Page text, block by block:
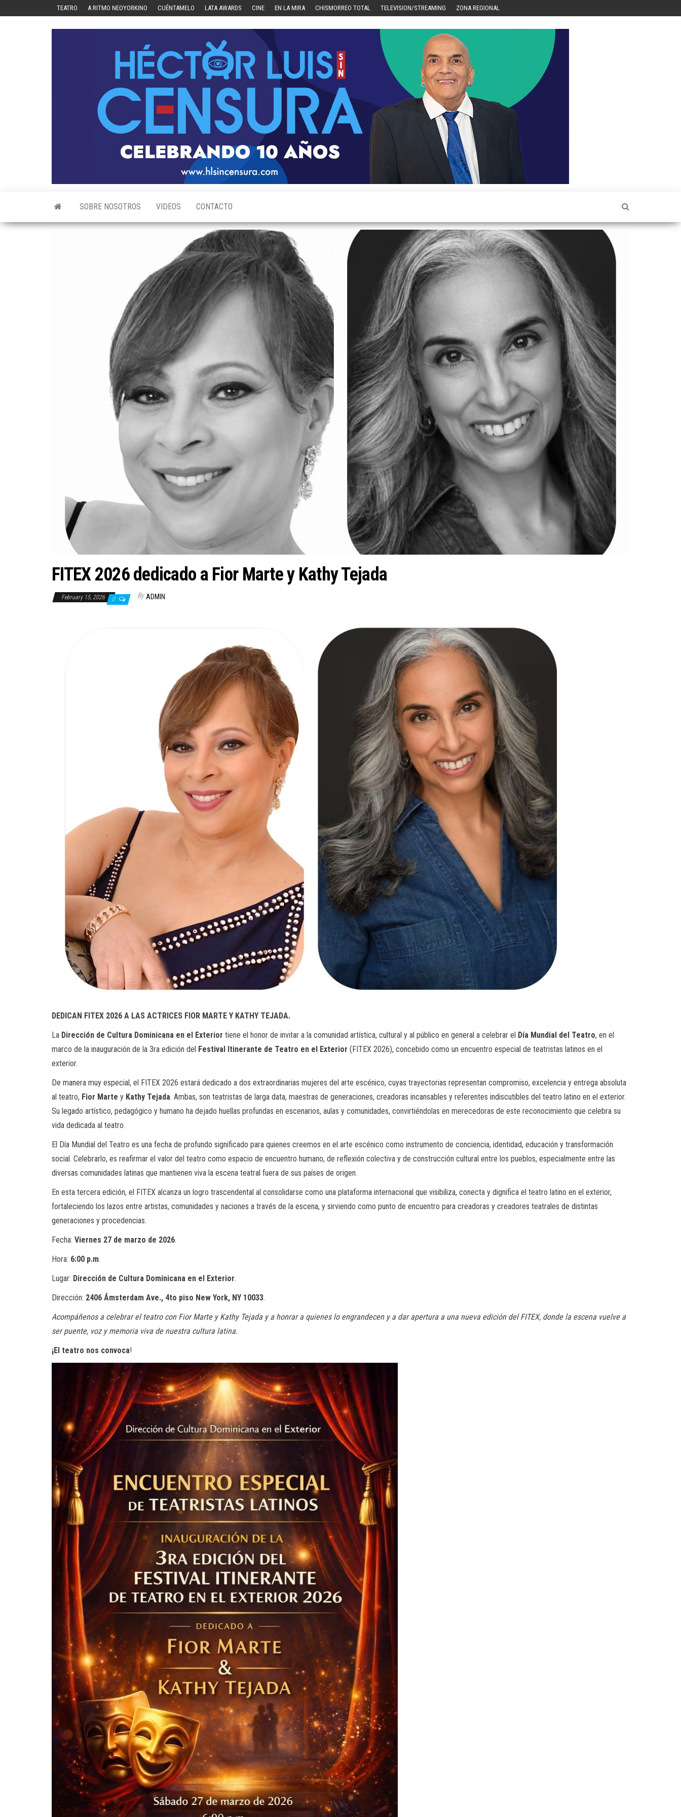
TEATRO A RITMO NEOYORKINO CUÉNTAMELO LATA AWARDS CINE EN LA MIRA CHISMORREO TOTAL TELEVISION/STREAMING ZONA REGIONAL
SOBRE NOSOTROS VIDEOS CONTACTO
FITEX 2026 dedicado a Fior Marte y Kathy Tejada
February 15, 2026 0 By ADMIN
DEDICAN FITEX 2026 A LAS ACTRICES FIOR MARTE Y KATHY TEJADA.
La Dirección de Cultura Dominicana en el Exterior tiene el honor de invitar a la comunidad artística, cultural y al público en general a celebrar el Día Mundial del Teatro, en el
marco de la inauguración de la 3ra edición del Festival Itinerante de Teatro en el Exterior (FITEX 2026), concebido como un encuentro especial de teatristas latinos en el
exterior.
De manera muy especial, el FITEX 2026 estará dedicado a dos extraordinarias mujeres del arte escénico, cuyas trayectorias representan compromiso, excelencia y entrega absoluta
al teatro, Fior Marte y Kathy Tejada. Ambas, son teatristas de larga data, maestras de generaciones, creadoras incansables y referentes indiscutibles del teatro latino en el exterior.
Su legado artístico, pedagógico y humano ha dejado huellas profundas en escenarios, aulas y comunidades, convirtiéndolas en merecedoras de este reconocimiento que celebra su
vida dedicada al teatro.
El Día Mundial del Teatro es una fecha de profundo significado para quienes creemos en el arte escénico como instrumento de conciencia, identidad, educación y transformación
social. Celebrarlo, es reafirmar el valor del teatro como espacio de encuentro humano, de reflexión colectiva y de construcción cultural entre los pueblos, especialmente entre las
diversas comunidades latinas que mantienen viva la escena teatral fuera de sus países de origen.
En esta tercera edición, el FITEX alcanza un logro trascendental al consolidarse como una plataforma internacional que visibiliza, conecta y dignifica el teatro latino en el exterior,
fortaleciendo los lazos entre artistas, comunidades y naciones a través de la escena, y sirviendo como punto de encuentro para creadoras y creadores teatrales de distintas
generaciones y procedencias.
Fecha: Viernes 27 de marzo de 2026.
Hora: 6:00 p.m.
Lugar: Dirección de Cultura Dominicana en el Exterior.
Dirección: 2406 Ámsterdam Ave., 4to piso New York, NY 10033.
Acompáñenos a celebrar el teatro con Fior Marte y Kathy Tejada y a honrar a quienes lo engrandecen y a dar apertura a una nueva edición del FITEX, donde la escena vuelve a
ser puente, voz y memoria viva de nuestra cultura latina.
¡El teatro nos convoca!